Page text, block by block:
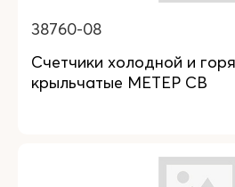
38760-08
Счетчики холодной и
крыльчатые МЕТЕР СВ